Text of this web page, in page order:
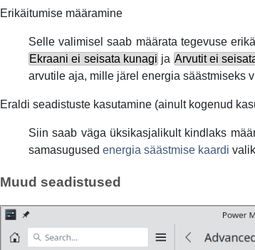
Erikäitumise määramine
Selle valimisel saab määrata tegevuse
Ekraani ei seisata kunagi ja Arvutit ei
arvutile aja, mille järel energia säästmiseks
Eraldi seadistuste kasutamine (ainult kogenud
Siin saab väga üksikasjalikult kindlaks
samasugused energia säästmise kaardi
Muud seadistused